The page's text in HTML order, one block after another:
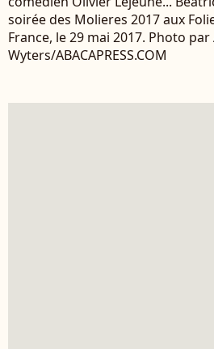
soirée des Molieres 2017 aux
France, le 29 mai 2017. Photo par
Wyters/ABACAPRESS.COM